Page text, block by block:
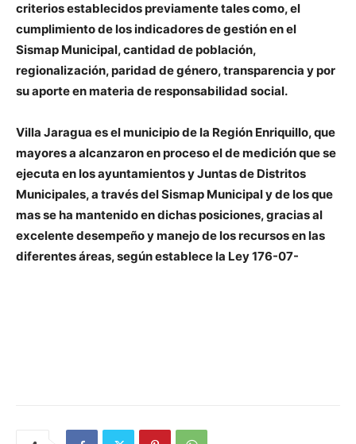
criterios establecidos previamente tales como, el
cumplimiento de los indicadores de gestión en el
Sismap Municipal, cantidad de población,
regionalización, paridad de género, transparencia y por
su aporte en materia de responsabilidad social.
Villa Jaragua es el municipio de la Región Enriquillo, que
mayores a alcanzaron en proceso el de medición que se
ejecuta en los ayuntamientos y Juntas de Distritos
Municipales, a través del Sismap Municipal y de los que
mas se ha mantenido en dichas posiciones, gracias al
excelente desempeño y manejo de los recursos en las
diferentes áreas, según establece la Ley 176-07-